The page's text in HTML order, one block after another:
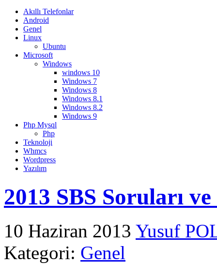
Akıllı Telefonlar
Android
Genel
Linux
Ubuntu
Microsoft
Windows
windows 10
Windows 7
Windows 8
Windows 8.1
Windows 8.2
Windows 9
Php Mysql
Php
Teknoloji
Whmcs
Wordpress
Yazılım
2013 SBS Soruları
10 Haziran 2013 Yusuf
Kategori: Genel